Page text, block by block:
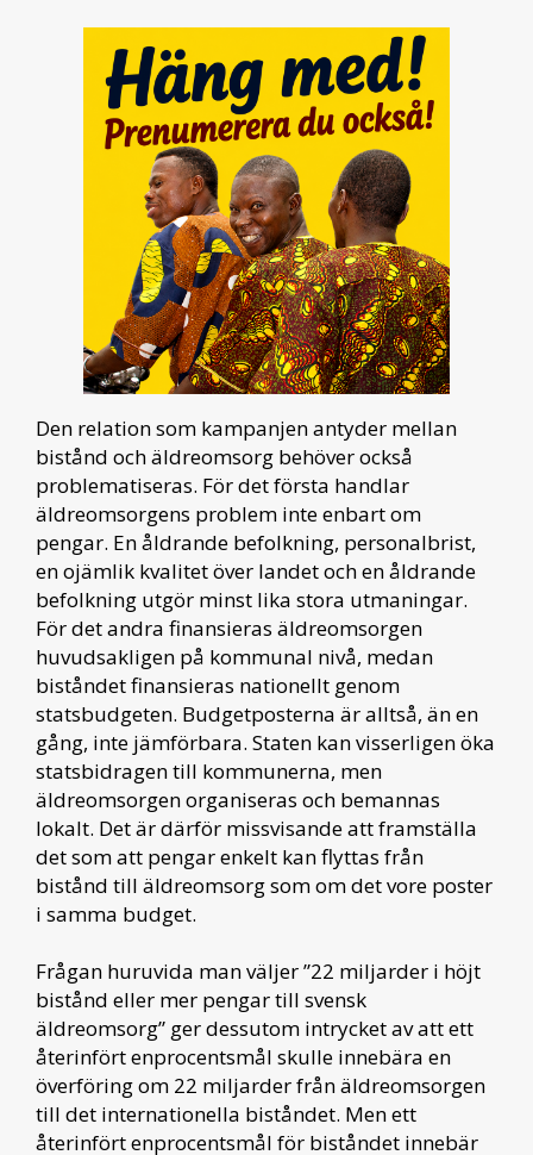
Den relation som kampanjen antyder mellan
bistånd och äldreomsorg behöver också
problematiseras. För det första handlar
äldreomsorgens problem inte enbart om
pengar. En åldrande befolkning, personalbrist,
en ojämlik kvalitet över landet och en åldrande
befolkning utgör minst lika stora utmaningar.
För det andra finansieras äldreomsorgen
huvudsakligen på kommunal nivå, medan
biståndet finansieras nationellt genom
statsbudgeten. Budgetposterna är alltså, än en
gång, inte jämförbara. Staten kan visserligen öka
statsbidragen till kommunerna, men
äldreomsorgen organiseras och bemannas
lokalt. Det är därför missvisande att framställa
det som att pengar enkelt kan flyttas från
bistånd till äldreomsorg som om det vore poster
i samma budget.
Frågan huruvida man väljer ”22 miljarder i höjt
bistånd eller mer pengar till svensk
äldreomsorg” ger dessutom intrycket av att ett
återinfört enprocentsmål skulle innebära en
överföring om 22 miljarder från äldreomsorgen
till det internationella biståndet. Men ett
återinfört enprocentsmål för biståndet innebär